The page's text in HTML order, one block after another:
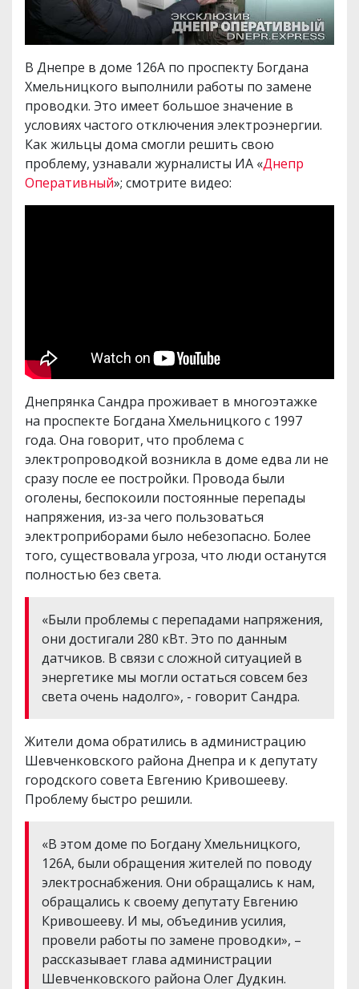
В Днепре в доме 126А по проспекту Богдана
Хмельницкого выполнили работы по замене
проводки. Это имеет большое значение в
условиях частого отключения электроэнергии.
Как жильцы дома смогли решить свою
проблему, узнавали журналисты ИА «Днепр
Оперативный»; смотрите видео:
Днепрянка Сандра проживает в многоэтажке
на проспекте Богдана Хмельницкого с 1997
года. Она говорит, что проблема с
электропроводкой возникла в доме едва ли не
сразу после ее постройки. Провода были
оголены, беспокоили постоянные перепады
напряжения, из-за чего пользоваться
электроприборами было небезопасно. Более
того, существовала угроза, что люди останутся
полностью без света.
«Были проблемы с перепадами напряжения,
они достигали 280 кВт. Это по данным
датчиков. В связи с сложной ситуацией в
энергетике мы могли остаться совсем без
света очень надолго», - говорит Сандра.
Жители дома обратились в администрацию
Шевченковского района Днепра и к депутату
городского совета Евгению Кривошееву.
Проблему быстро решили.
«В этом доме по Богдану Хмельницкого,
126А, были обращения жителей по поводу
электроснабжения. Они обращались к нам,
обращались к своему депутату Евгению
Кривошееву. И мы, объединив усилия,
провели работы по замене проводки», –
рассказывает глава администрации
Шевченковского района Олег Дудкин.